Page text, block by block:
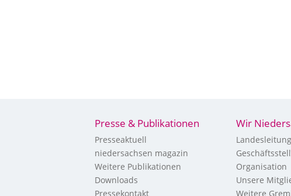
Presse & Publikationen
Presseaktuell
niedersachsen magazin
Weitere Publikationen
Downloads
Pressekontakt
Wir
Landesleitung
Organisation
Unsere
Weitere